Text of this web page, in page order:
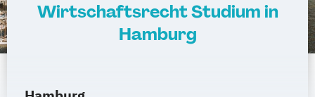
Wirtschaftsrecht Studium in
Hamburg